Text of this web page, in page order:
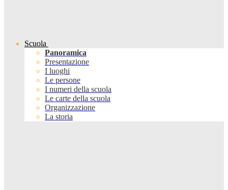
Scuola
Panoramica
Presentazione
I luoghi
Le persone
I numeri della scuola
Le carte della scuola
Organizzazione
La storia